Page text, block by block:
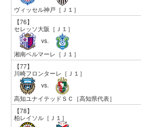
ヴィッセル神戸 ［Ｊ１］
【76】
セレッソ大阪 ［Ｊ１］
vs.
湘南ベルマーレ ［Ｊ１］
【77】
川崎フロンターレ ［Ｊ１］
vs.
高知ユナイテッドＳＣ
［高知県代表］
【78】
柏レイソル ［Ｊ１］